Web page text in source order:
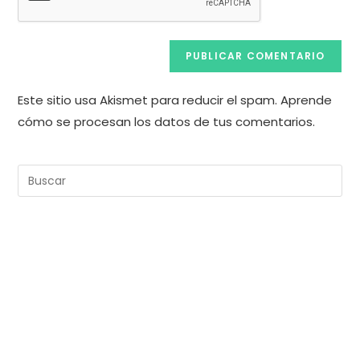
Este sitio usa Akismet para reducir el spam.Aprende
cómo se procesan los datos de tus comentarios.